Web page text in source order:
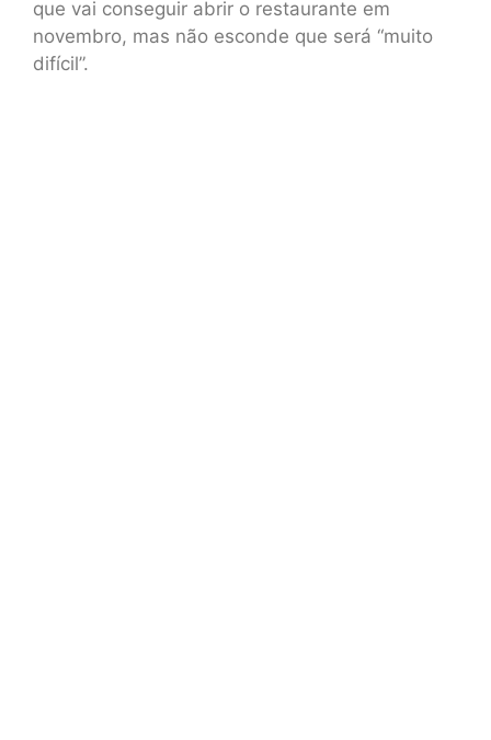
que vai conseguir abrir o restaurante em
novembro, mas não esconde que será “muito
difícil”.